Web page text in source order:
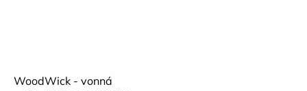
WoodWick - vonná